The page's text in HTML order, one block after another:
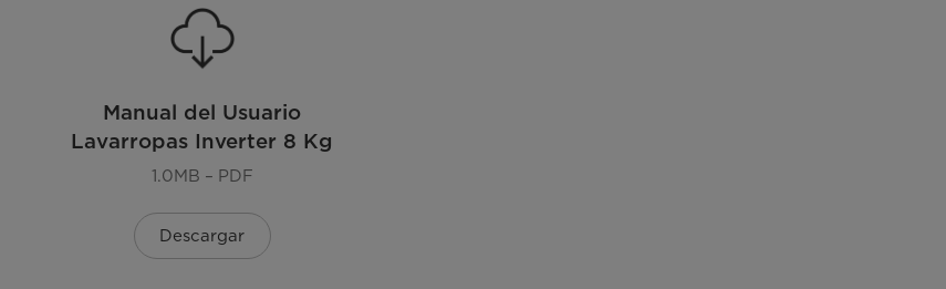
Manual del Usuario
Lavarropas Inverter 8 Kg
1.0MB – PDF
Descargar